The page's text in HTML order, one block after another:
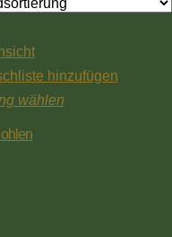
hinzufügen
wählen